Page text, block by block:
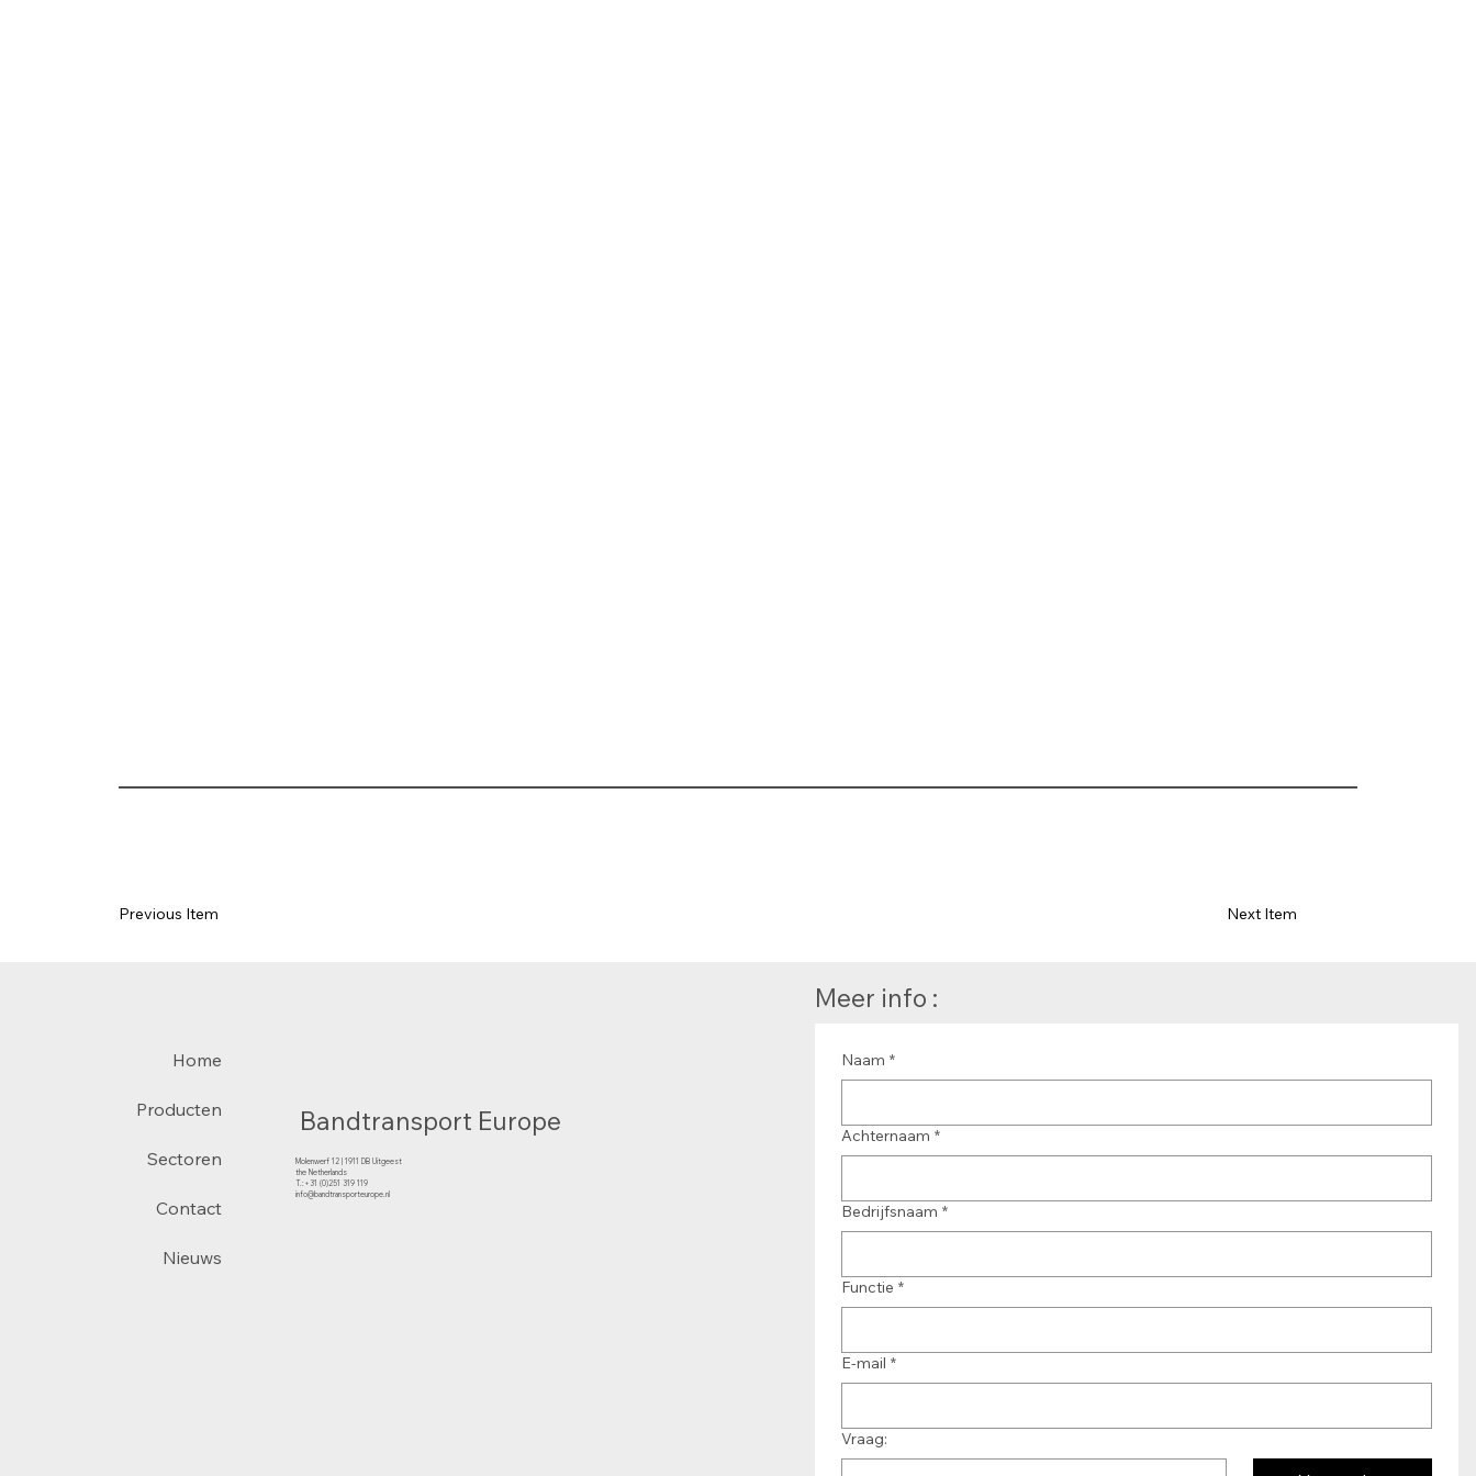
Next Item
Previous Item
Bandtransport Europe
Molenwerf 12 | 1911 DB Uitgeest
the Netherlands
T.:+31 (0)251 319 119
info@bandtransporteurope.nl
Home
Producten
Sectoren
Contact
Nieuws
Meer info :
Naam *
Achternaam *
Bedrijfsnaam *
Functie *
E-mail *
Vraag: